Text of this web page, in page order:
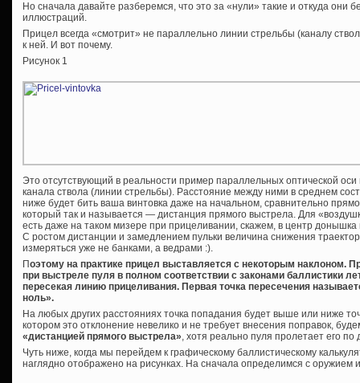
Но сначала давайте разберемся, что это за «нули» такие и откуда они
иллюстраций.
Прицел всегда «смотрит» не параллельно линии стрельбы (каналу
к ней. И вот почему.
Рисунок 1
Это отсутствующий в реальности пример параллельных оптической
канала ствола (линии стрельбы). Расстояние между ними в среднем
ниже будет бить ваша винтовка даже на начальном, сравнительно
который так и называется — дистанция прямого выстрела. Для
есть даже на таком мизере при прицеливании, скажем, в центр
С ростом дистанции и замедлением пульки величина снижения
измеряться уже не банками, а ведрами :).
Поэтому на практике прицел выставляется с некоторым наклоном.
при выстреле пуля в полном соответствии с законами баллистики
пересекая линию прицеливания. Первая точка пересечения
ноль».
На любых других расстояниях точка попадания будет выше или ниже
котором это отклонение невелико и не требует внесения поправок,
«дистанцией прямого выстрела», хотя реально пуля пролетает его по
Чуть ниже, когда мы перейдем к графическому баллистическому
наглядно отображено на рисунках. На сначала определимся с оружием